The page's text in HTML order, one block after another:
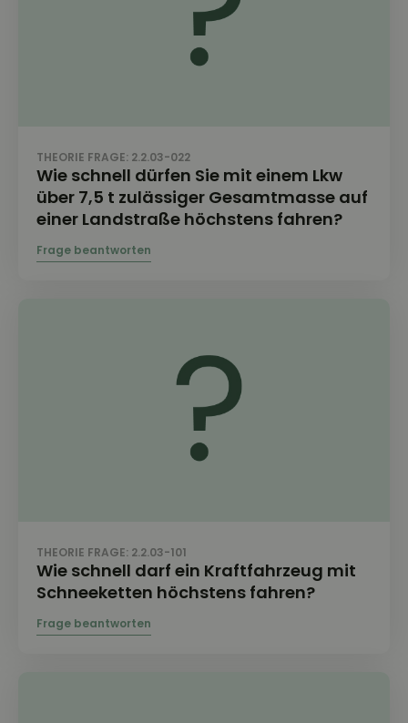
THEORIE FRAGE: 2.2.03-022
Wie schnell dürfen Sie mit einem Lkw
über 7,5 t zulässiger Gesamtmasse auf
einer Landstraße höchstens fahren?
THEORIE FRAGE: 2.2.03-101
Wie schnell darf ein Kraftfahrzeug mit
Schneeketten höchstens fahren?